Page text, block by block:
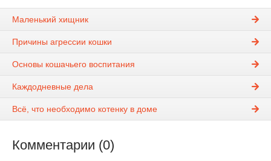
Маленький хищник
Причины агрессии кошки
Основы кошачьего воспитания
Каждодневные дела
Всё, что необходимо котенку в доме
Комментарии (0)